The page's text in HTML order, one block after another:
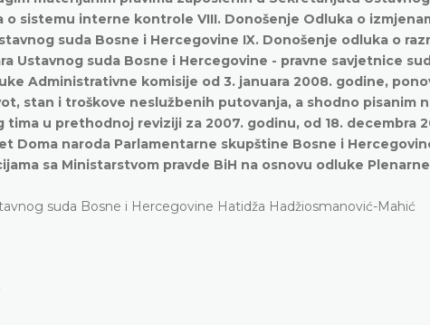
o sistemu interne kontrole VIII. Donošenje Odluka o
suda Bosne i Hercegovine IX. Donošenje odluka o
Ustavnog suda Bosne i Hercegovine - pravne savjetnice
Administrativne komisije od 3. januara 2008. godine,
stan i troškove neslužbenih putovanja, a shodno pisanim
u prethodnoj reviziji za 2007. godinu, od 18. decembra
Doma naroda Parlamentarne skupštine Bosne i
sa Ministarstvom pravde BiH na osnovu odluke
suda Bosne i Hercegovine Hatidža Hadžiosmanović-Mahić